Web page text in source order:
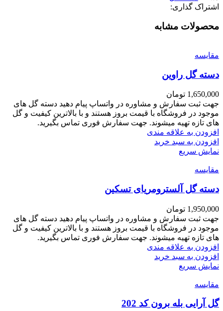
اشتراک گذاری:
محصولات مشابه
مقايسه
دسته گل راوین
1,650,000 تومان
جهت ثبت سفارش و مشاوره در واتساپ پیام دهید دسته گل های
موجود در فروشگاه با قیمت بروز هستند و با بالاترین کیفیت و گل
های تازه تهیه میشوند. جهت سفارش فوری تماس بگیرید.
افزودن به علاقه مندی
افزودن به سبد خرید
نمایش سریع
مقايسه
دسته گل آلسترومریای تسکین
1,950,000 تومان
جهت ثبت سفارش و مشاوره در واتساپ پیام دهید دسته گل های
موجود در فروشگاه با قیمت بروز هستند و با بالاترین کیفیت و گل
های تازه تهیه میشوند. جهت سفارش فوری تماس بگیرید.
افزودن به علاقه مندی
افزودن به سبد خرید
نمایش سریع
مقايسه
گل آرایی بله برون کد 202